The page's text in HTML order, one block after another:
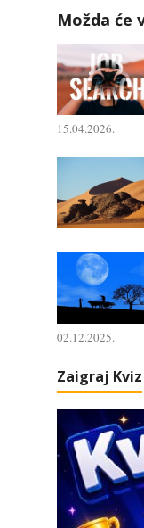
Možda će
15.04.2026.
02.12.2025.
Zaigraj Kviz